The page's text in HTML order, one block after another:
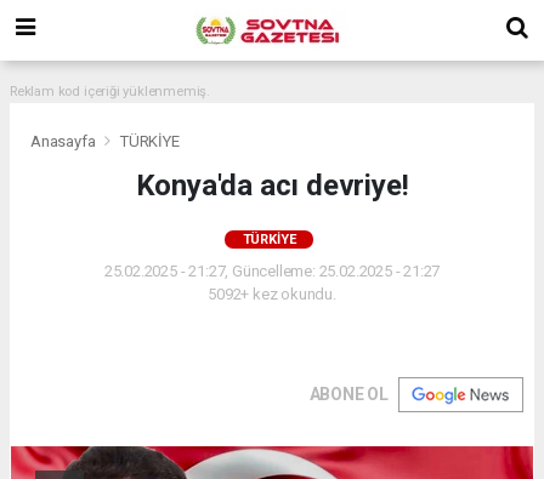
Reklam kod içeriği yüklenmemiş.
Anasayfa TÜRKİYE
Konya'da acı devriye!
TÜRKİYE
25.02.2025 - 21:27, Güncelleme: 25.02.2025 - 21:27
5092+ kez okundu.
ABONE OL